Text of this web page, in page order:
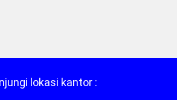
lokasi kantor :